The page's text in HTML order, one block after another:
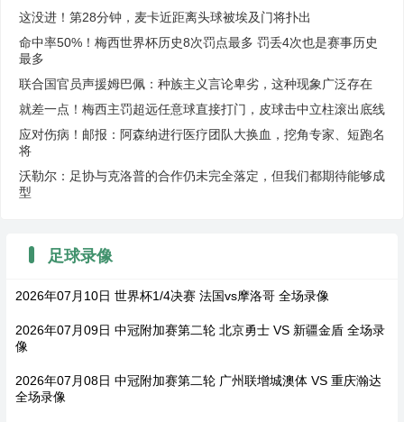
这没进！第28分钟，麦卡近距离头球被埃及门将扑出
命中率50%！梅西世界杯历史8次罚点最多 罚丢4次也是赛事历史
最多
联合国官员声援姆巴佩：种族主义言论卑劣，这种现象广泛存在
就差一点！梅西主罚超远任意球直接打门，皮球击中立柱滚出底线
应对伤病！邮报：阿森纳进行医疗团队大换血，挖角专家、短跑名
将
沃勒尔：足协与克洛普的合作仍未完全落定，但我们都期待能够成
型
足球录像
2026年07月10日 世界杯1/4决赛 法国vs摩洛哥 全场录像
2026年07月09日 中冠附加赛第二轮 北京勇士 VS 新疆金盾 全场录
像
2026年07月08日 中冠附加赛第二轮 广州联增城澳体 VS 重庆瀚达
全场录像